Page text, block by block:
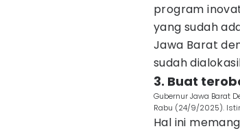
program
yang sudah
Jawa Barat
sudah
3. Buat
Gubernur Jawa Barat
Rabu (24/9/2025).
Hal ini